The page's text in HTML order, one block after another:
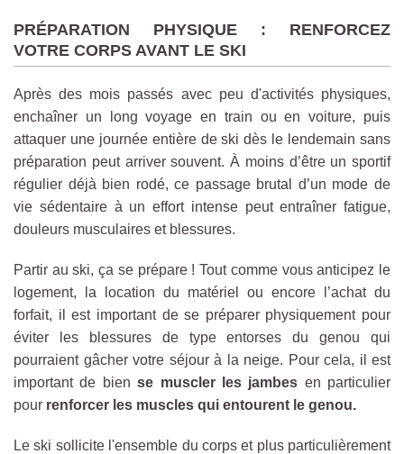
PRÉPARATION PHYSIQUE : RENFORCEZ
VOTRE CORPS AVANT LE SKI
Après des mois passés avec peu d'activités physiques,
enchaîner un long voyage en train ou en voiture, puis
attaquer une journée entière de ski dès le lendemain sans
préparation peut arriver souvent. À moins d’être un sportif
régulier déjà bien rodé, ce passage brutal d’un mode de
vie sédentaire à un effort intense peut entraîner fatigue,
douleurs musculaires et blessures.
Partir au ski, ça se prépare ! Tout comme vous anticipez le
logement, la location du matériel ou encore l’achat du
forfait, il est important de se préparer physiquement pour
éviter les blessures de type entorses du genou qui
pourraient gâcher votre séjour à la neige. Pour cela, il est
important de biense muscler les jambes en particulier
pour renforcer les muscles qui entourent le genou.
Le ski sollicite l'ensemble du corps et plus particulièrement